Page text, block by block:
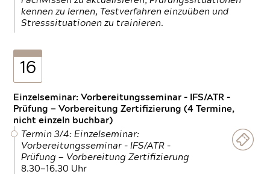
kennen zu lernen, Testverfahren einzuüben und
Stresssituationen zu trainieren.
16
Einzelseminar: Vorbereitungsseminar - IFS/ATR -
Prüfung — Vorbereitung Zertifizierung (4 Termine,
nicht einzeln buchbar)
Termin 3/4: Einzelseminar:
Vorbereitungsseminar - IFS/ATR -
Prüfung — Vorbereitung Zertifizierung
8.30—16.30 Uhr